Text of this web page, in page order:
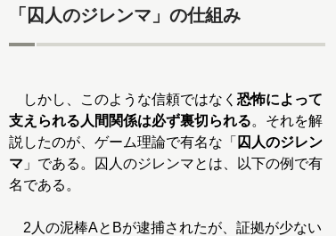
「囚人のジレンマ」の仕組み
しかし、このような信頼ではなく 恐怖によって
支えられる人間関係は必ず裏切られる。それを解
説したのが、ゲーム理論で有名な「 囚人のジレン
マ 」である。囚人のジレンマとは、以下の例で有
名である。
2人の泥棒AとBが逮捕されたが、証拠が少ない